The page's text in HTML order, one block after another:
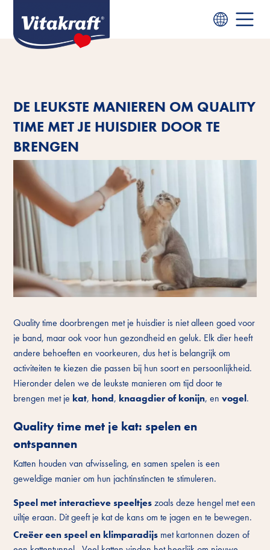
DE LEUKSTE MANIEREN OM QUALITY
TIME MET JE HUISDIER DOOR TE
BRENGEN
Quality time doorbrengen met je huisdier is niet alleen goed voor
je band, maar ook voor hun gezondheid en geluk. Elk dier heeft
andere behoeften en voorkeuren, dus het is belangrijk om
activiteiten te kiezen die passen bij hun soort en persoonlijkheid.
Hieronder delen we de leukste manieren om tijd door te
brengen met je kat, hond, knaagdier of konijn, envogel.
Quality time met je kat: spelen en
ontspannen
Katten houden van afwisseling, en samen spelen is een
geweldige manier om hun jachtinstincten te stimuleren.
Speel met interactieve speeltjeszoals deze hengel met een
uiltje eraan. Dit geeft je kat de kans om te jagen en te bewegen.
Creëer een speel en klimparadijs met kartonnen dozen of